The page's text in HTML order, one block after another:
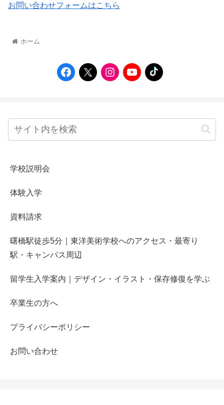
お問い合わせフォームはこちら
ホーム
学校説明会
体験入学
資料請求
曙橋駅徒歩5分｜東洋美術学校へのアクセス・最寄り
駅・キャンパス周辺
留学生入学案内｜デザイン・イラスト・保存修復を学ぶ
卒業生の方へ
プライバシーポリシー
お問い合わせ